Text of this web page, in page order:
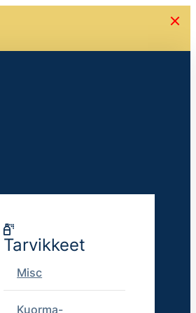
Tarvikkeet
Misc
Kuorma-